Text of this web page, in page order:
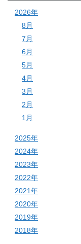
2026年
8月
7月
6月
5月
4月
3月
2月
1月
2025年
2024年
2023年
2022年
2021年
2020年
2019年
2018年